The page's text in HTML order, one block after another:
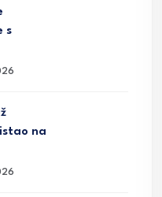
s
na